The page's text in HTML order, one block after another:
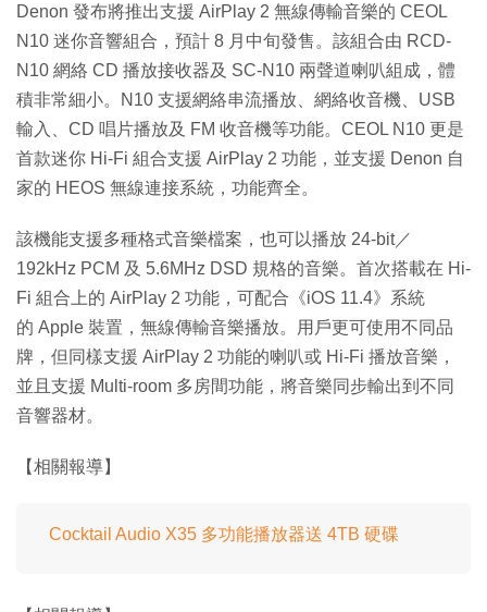
Denon 發布將推出支援 AirPlay 2 無線傳輸音樂的 CEOL
N10 迷你音響組合，預計 8 月中旬發售。該組合由 RCD-
N10 網絡 CD 播放接收器及 SC-N10 兩聲道喇叭組成，體
積非常細小。N10 支援網絡串流播放、網絡收音機、USB
輸入、CD 唱片播放及 FM 收音機等功能。CEOL N10 更是
首款迷你 Hi-Fi 組合支援 AirPlay 2 功能，並支援 Denon 自
家的 HEOS 無線連接系統，功能齊全。
該機能支援多種格式音樂檔案，也可以播放 24-bit／
192kHz PCM 及 5.6MHz DSD 規格的音樂。首次搭載在 Hi-
Fi 組合上的 AirPlay 2 功能，可配合《iOS 11.4》系統
的 Apple 裝置，無線傳輸音樂播放。用戶更可使用不同品
牌，但同樣支援 AirPlay 2 功能的喇叭或 Hi-Fi 播放音樂，
並且支援 Multi-room 多房間功能，將音樂同步輸出到不同
音響器材。
【相關報導】
Cocktail Audio X35 多功能播放器送 4TB 硬碟